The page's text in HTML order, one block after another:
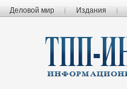
Деловой мир Издания